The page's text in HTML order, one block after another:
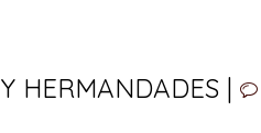
HERMANDADES |